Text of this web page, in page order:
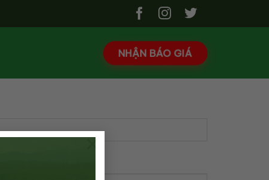
×
NHẬN BÁO GIÁ